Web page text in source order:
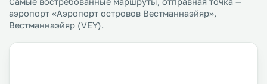
аэропорт «Аэропорт островов Вестманнаэйяр»,
Вестманнаэйяр (VEY).